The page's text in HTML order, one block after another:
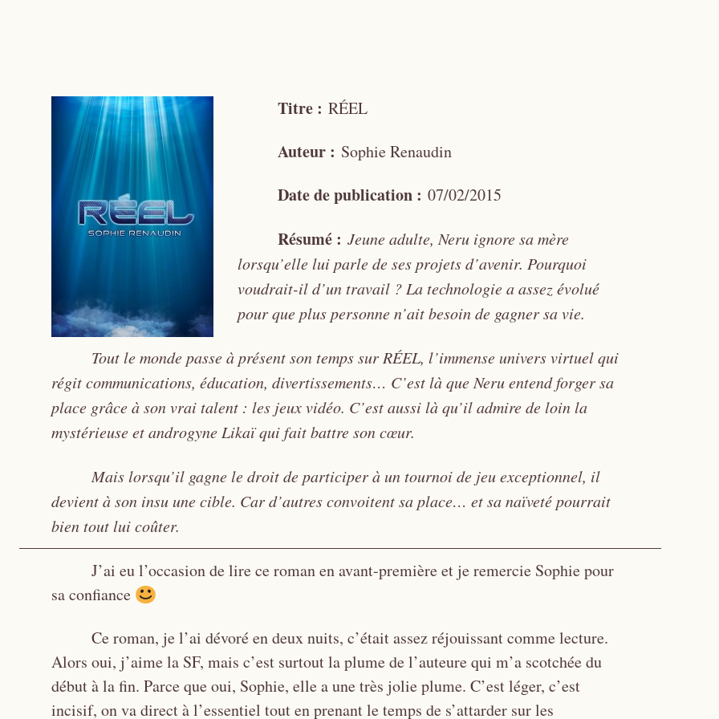
Titre : RÉEL
Auteur : Sophie Renaudin
Date de publication : 07/02/2015
Résumé : Jeune adulte, Neru ignore sa mère
lorsqu’elle lui parle de ses projets d’avenir. Pourquoi
voudrait-il d’un travail ? La technologie a assez évolué
pour que plus personne n’ait besoin de gagner sa vie.
Tout le monde passe à présent son temps sur RÉEL, l’immense univers virtuel qui
régit communications, éducation, divertissements… C’est là que Neru entend forger sa
place grâce à son vrai talent : les jeux vidéo. C’est aussi là qu’il admire de loin la
mystérieuse et androgyne Likaï qui fait battre son cœur.
Mais lorsqu’il gagne le droit de participer à un tournoi de jeu exceptionnel, il
devient à son insu une cible. Car d’autres convoitent sa place… et sa naïveté pourrait
bien tout lui coûter.
J’ai eu l’occasion de lire ce roman en avant-première et je remercie Sophie pour
sa confiance
Ce roman, je l’ai dévoré en deux nuits, c’était assez réjouissant comme lecture.
Alors oui, j’aime la SF, mais c’est surtout la plume de l’auteure qui m’a scotchée du
début à la fin. Parce que oui, Sophie, elle a une très jolie plume. C’est léger, c’est
incisif, on va direct à l’essentiel tout en prenant le temps de s’attarder sur les